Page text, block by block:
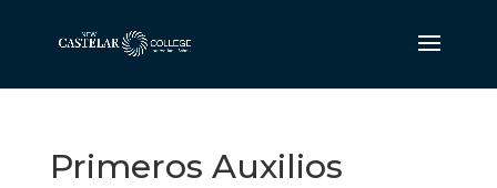
Primeros Auxilios